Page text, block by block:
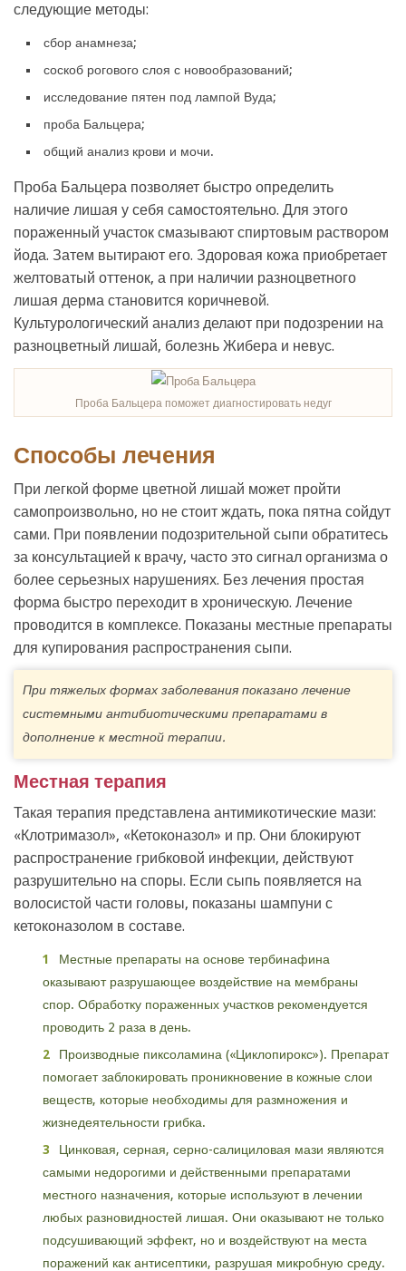
следующие методы:
сбор анамнеза;
соскоб рогового слоя с новообразований;
исследование пятен под лампой Вуда;
проба Бальцера;
общий анализ крови и мочи.
Проба Бальцера позволяет быстро определить
наличие лишая у себя самостоятельно. Для этого
пораженный участок смазывают спиртовым раствором
йода. Затем вытирают его. Здоровая кожа приобретает
желтоватый оттенок, а при наличии разноцветного
лишая дерма становится коричневой.
Культурологический анализ делают при подозрении на
разноцветный лишай, болезнь Жибера и невус.
Проба Бальцера поможет диагностировать недуг
Способы лечения
При легкой форме цветной лишай может пройти
самопроизвольно, но не стоит ждать, пока пятна сойдут
сами. При появлении подозрительной сыпи обратитесь
за консультацией к врачу, часто это сигнал организма о
более серьезных нарушениях. Без лечения простая
форма быстро переходит в хроническую. Лечение
проводится в комплексе. Показаны местные препараты
для купирования распространения сыпи.
При тяжелых формах заболевания показано лечение
системными антибиотическими препаратами в
дополнение к местной терапии.
Местная терапия
Такая терапия представлена антимикотические мази:
«Клотримазол», «Кетоконазол» и пр. Они блокируют
распространение грибковой инфекции, действуют
разрушительно на споры. Если сыпь появляется на
волосистой части головы, показаны шампуни с
кетоконазолом в составе.
Местные препараты на основе тербинафина
оказывают разрушающее воздействие на мембраны
спор. Обработку пораженных участков рекомендуется
проводить 2 раза в день.
Производные пиксоламина («Циклопирокс»). Препарат
помогает заблокировать проникновение в кожные слои
веществ, которые необходимы для размножения и
жизнедеятельности грибка.
Цинковая, серная, серно-салициловая мази являются
самыми недорогими и действенными препаратами
местного назначения, которые используют в лечении
любых разновидностей лишая. Они оказывают не только
подсушивающий эффект, но и воздействуют на места
поражений как антисептики, разрушая микробную среду.